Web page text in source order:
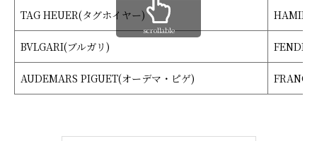
TAG HEUER(タグホイヤー)
BVLGARI(ブルガリ) FENDI(
AUDEMARS PIGUET(オーデマ・ピゲ)
scrollable